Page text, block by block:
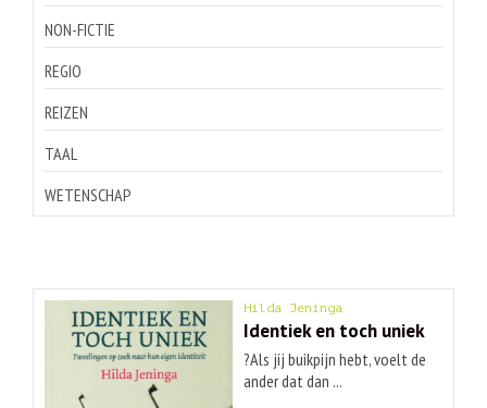
NON-FICTIE
REGIO
REIZEN
TAAL
WETENSCHAP
Hilda Jeninga
Identiek en toch uniek
?Als jij buikpijn hebt, voelt de
ander dat dan ...